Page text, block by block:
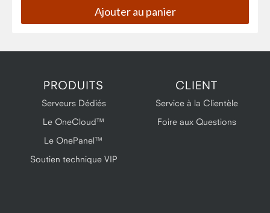
PRODUITS
Serveurs Dédiés
Le OneCloud™
Le OnePanel™
Soutien technique VIP
CLIENT
Service à la Clientèle
Foire aux Questions